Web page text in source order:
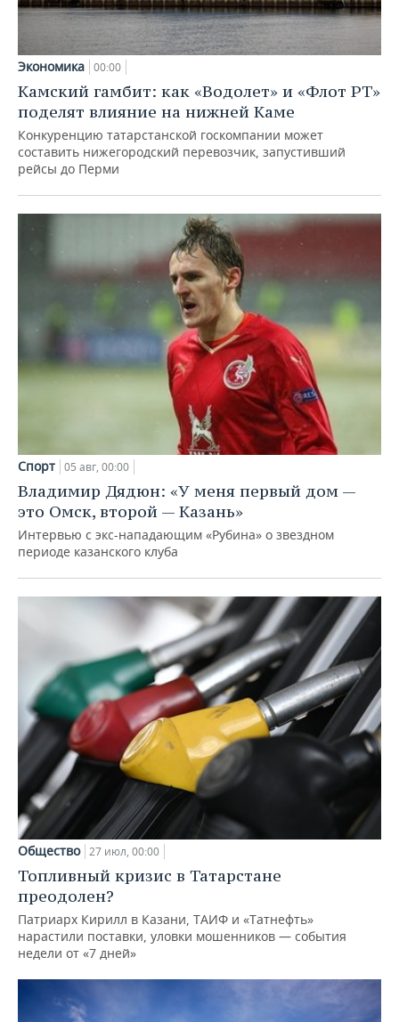
Экономика 00:00
Камский гамбит: как «Водолет» и «Флот РТ»
поделят влияние на нижней Каме
Конкуренцию татарстанской госкомпании может
составить нижегородский перевозчик, запустивший
рейсы до Перми
Спорт 05 авг, 00:00
Владимир Дядюн: «У меня первый дом —
это Омск, второй — Казань»
Интервью с экс-нападающим «Рубина» о звездном
периоде казанского клуба
Общество 27 июл, 00:00
Топливный кризис в Татарстане
преодолен?
Патриарх Кирилл в Казани, ТАИФ и «Татнефть»
нарастили поставки, уловки мошенников — события
недели от «7 дней»